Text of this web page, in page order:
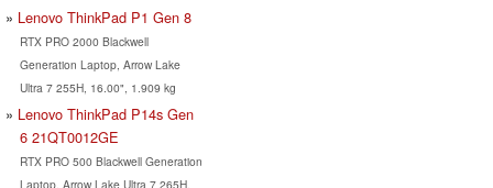
Lenovo ThinkPad P1 Gen 8
RTX PRO 2000 Blackwell
Generation Laptop, Arrow Lake
Ultra 7 255H, 16.00", 1.909 kg
Lenovo ThinkPad P14s Gen
6 21QT0012GE
RTX PRO 500 Blackwell Generation
Laptop, Arrow Lake Ultra 7 265H,